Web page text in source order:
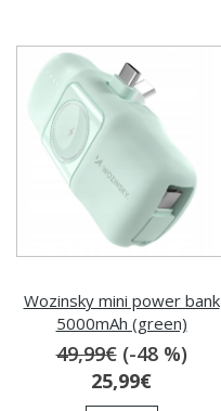
Wozinsky mini power bank
5000mAh (green)
49,99€(-48 %)
25,99€